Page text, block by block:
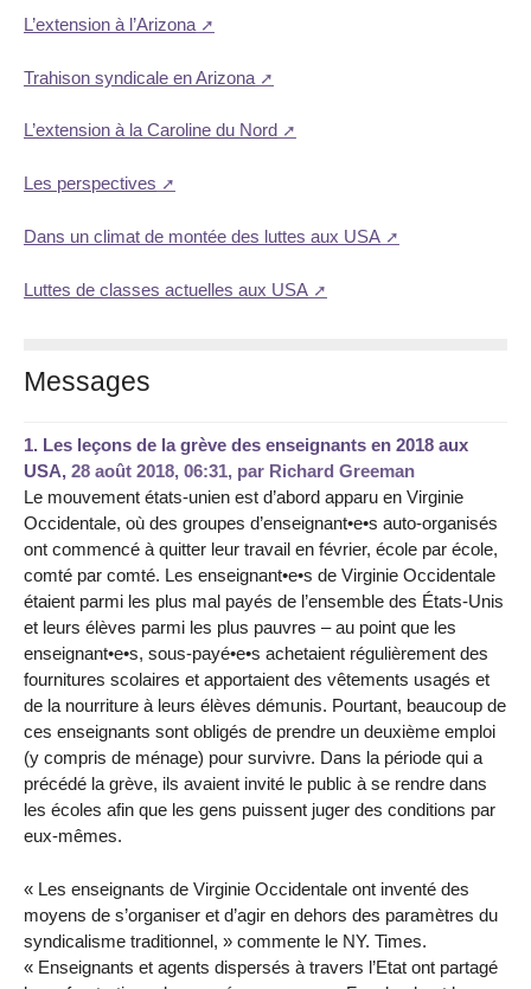
L’extension à l’Arizona
Trahison syndicale en Arizona
L’extension à la Caroline du Nord
Les perspectives
Dans un climat de montée des luttes aux USA
Luttes de classes actuelles aux USA
Messages
1. Les leçons de la grève des enseignants en 2018 aux
USA, 28 août 2018, 06:31, par Richard Greeman
Le mouvement états-unien est d’abord apparu en Virginie
Occidentale, où des groupes d’enseignant•e•s auto-organisés
ont commencé à quitter leur travail en février, école par école,
comté par comté. Les enseignant•e•s de Virginie Occidentale
étaient parmi les plus mal payés de l’ensemble des États-Unis
et leurs élèves parmi les plus pauvres – au point que les
enseignant•e•s, sous-payé•e•s achetaient régulièrement des
fournitures scolaires et apportaient des vêtements usagés et
de la nourriture à leurs élèves démunis. Pourtant, beaucoup de
ces enseignants sont obligés de prendre un deuxième emploi
(y compris de ménage) pour survivre. Dans la période qui a
précédé la grève, ils avaient invité le public à se rendre dans
les écoles afin que les gens puissent juger des conditions par
eux-mêmes.
« Les enseignants de Virginie Occidentale ont inventé des
moyens de s’organiser et d’agir en dehors des paramètres du
syndicalisme traditionnel, » commente le NY. Times.
« Enseignants et agents dispersés à travers l’Etat ont partagé